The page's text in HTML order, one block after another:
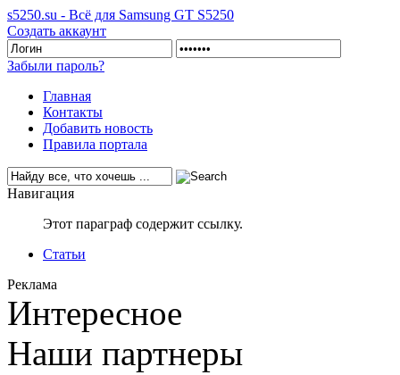
s5250.su - Всё для Samsung GT S5250
Создать аккаунт
Забыли пароль?
Главная
Контакты
Добавить новость
Правила портала
Навигация
Этот параграф содержит ссылку.
Статьи
Реклама
Интересное
Наши партнеры